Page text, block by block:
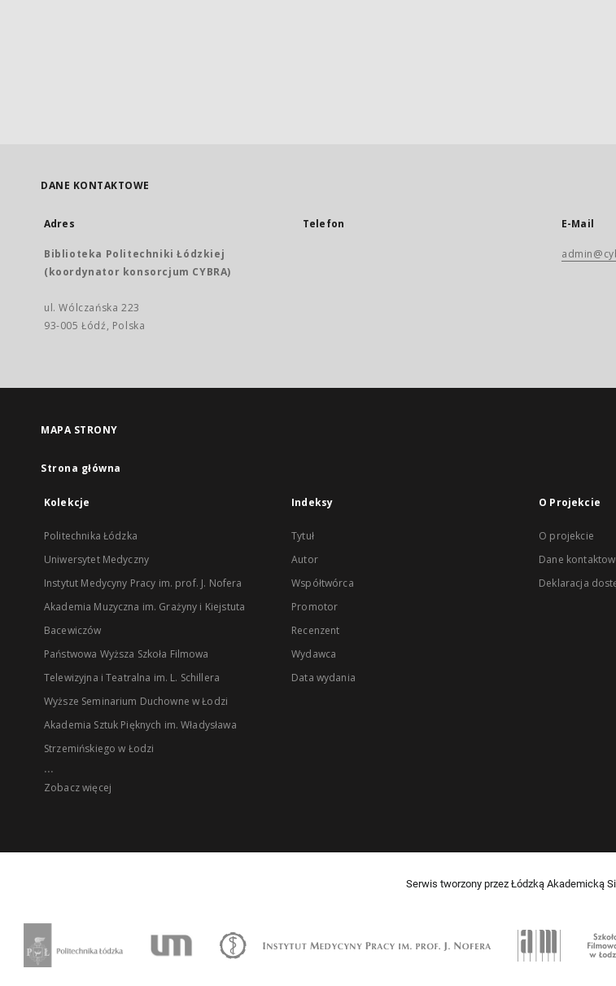
DANE KONTAKTOWE
Adres
Biblioteka Politechniki Łódzkiej
(koordynator konsorcjum CYBRA)
ul. Wólczańska 223
93-005 Łódź, Polska
Telefon E-Mail
MAPA STRONY
Strona główna
Kolekcje
Politechnika Łódzka
Uniwersytet Medyczny
Instytut Medycyny Pracy im. prof. J. Nofera
Akademia Muzyczna im. Grażyny i Kiejstuta
Bacewiczów
Państwowa Wyższa Szkoła Filmowa
Telewizyjna i Teatralna im. L. Schillera
Wyższe Seminarium Duchowne w Łodzi
Akademia Sztuk Pięknych im. Władysława
Strzemińskiego w Łodzi
...
Zobacz więcej
Indeksy
Tytuł
Autor
Współtwórca
Promotor
Recenzent
Wydawca
Data wydania
O Projekcie
O projekcie
Dane
Deklaracja
Serwis tworzony przez Łódzką Akademicką